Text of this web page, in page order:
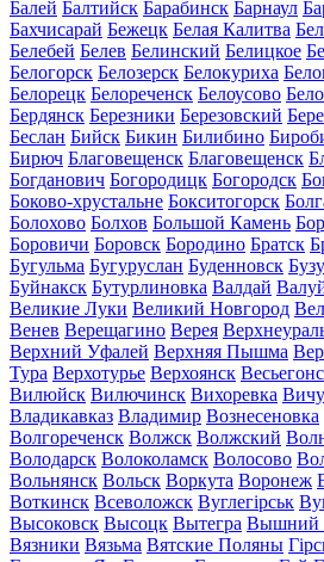
Балей Балтийск Барабинск Барнаул
Бахчисарай Бежецк Белая Калитва
Белебей Белев Белинский Белицкое
Белогорск Белозерск Белокуриха
Белорецк Белореченск Белоусово
Бердянск Березники Березовский
Беслан Бийск Бикин Билибино
Бирюч Благовещенск Благовещенск
Богданович Богородицк Богородск
Боково-хрустальне Бокситогорск
Болохово Болхов Большой Камень Бор
Боровичи Боровск Бородино Братск
Бугульма Бугуруслан Буденновск
Буйнакск Бутурлиновка Валдай
Великие Луки Великий Новгород
Венев Верещагино Верея
Верхний Уфалей Верхняя Пышма
Тура Верхотурье Верхоянск
Вилюйск Вилючинск Вихоревка
Владикавказ Владимир Вознесеновка
Волгореченск Волжск Волжский
Володарск Волоколамск Волосово
Вольнянск Вольск Воркута Воронеж
Воткинск Всеволожск Вуглегірськ
Высоковск Высоцк Вытегра Вышний
Вязники Вязьма Вятские Поляны